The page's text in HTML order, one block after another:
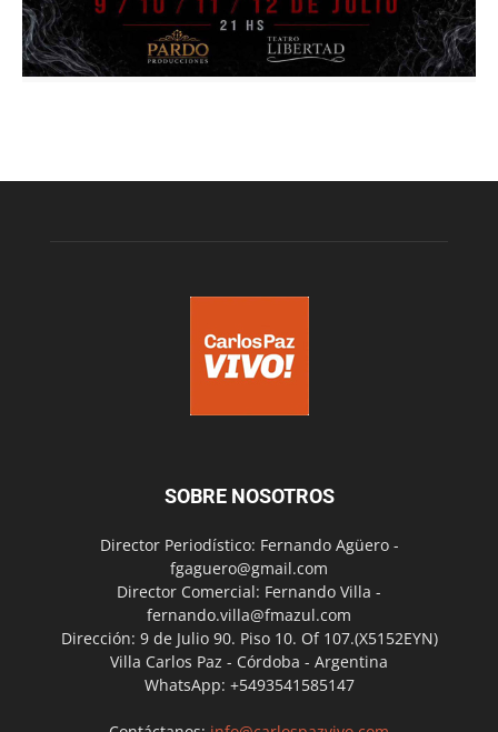
SOBRE NOSOTROS
Director Periodístico: Fernando Agüero -
fgaguero@gmail.com
Director Comercial: Fernando Villa -
fernando.villa@fmazul.com
Dirección: 9 de Julio 90. Piso 10. Of 107.(X5152EYN)
Villa Carlos Paz - Córdoba - Argentina
WhatsApp: +5493541585147